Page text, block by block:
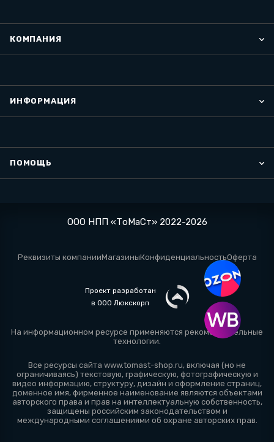
КОМПАНИЯ
ИНФОРМАЦИЯ
ПОМОЩЬ
ООО НПП «ТоМаСт» 2022-2026
Реквизиты компанииМагазиныКонфиденциальностьОферта
Проект разработан
в ООО Люкскорп
На информационном ресурсе применяются рекомендательные
технологии
Все ресурсы сайта www.tomast-shop.ru, включая (но не
ограничиваясь) текстовую, графическую, фотографическую и
видео информацию, структуру, дизайн и оформление страниц,
доменное имя, фирменное наименование являются объектами
авторского права и прав на интеллектуальную собственность,
защищены российским законодательством и
международными соглашениями об охране авторских прав.